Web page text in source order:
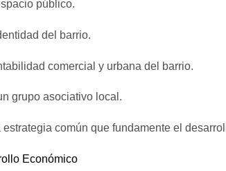
público.
del barrio.
comercial y urbana del barrio.
grupo asociativo local.
común que fundamente el
Económico